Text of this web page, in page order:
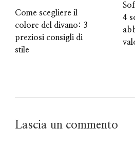
Come scegliere il
colore del divano: 3
preziosi consigli di
stile
4
Lascia un commento